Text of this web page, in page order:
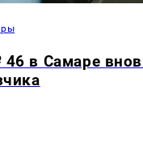
в Самаре